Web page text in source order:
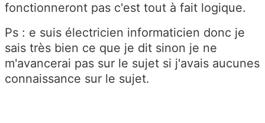
fonctionneront pas c'est tout à fait logique.
Ps : e suis électricien informaticien donc je
sais très bien ce que je dit sinon je ne
m'avancerai pas sur le sujet si j'avais aucunes
connaissance sur le sujet.